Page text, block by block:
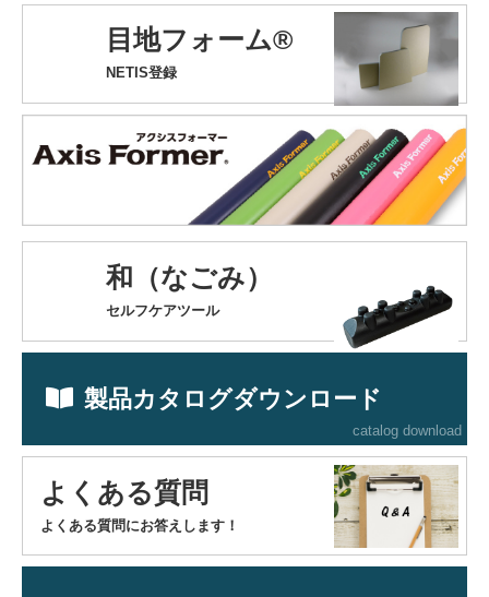
目地フォーム®
NETIS登録
和（なごみ）
セルフケアツール
製品カタログダウンロード
catalog download
よくある質問
よくある質問にお答えします！